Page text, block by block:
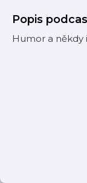
Popis
Humor a někdy